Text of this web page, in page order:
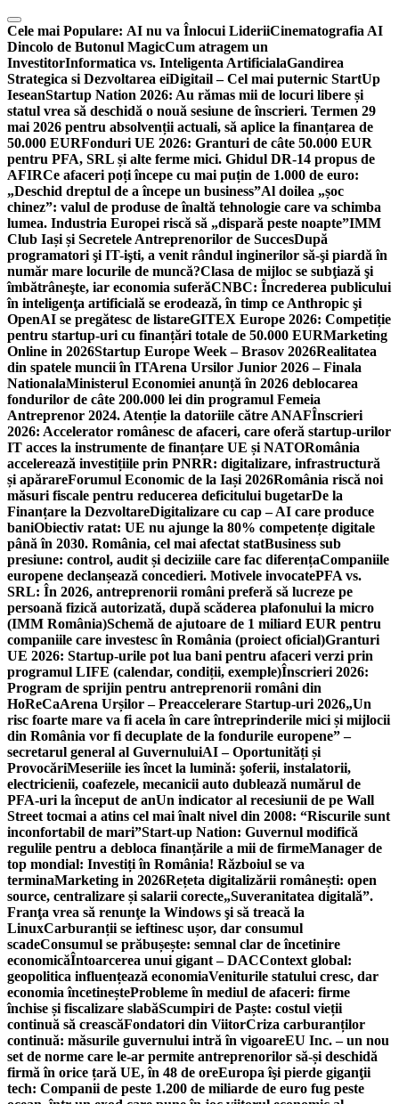
Skip
to
content
Cele mai Populare: AI nu va Înlocui LideriiCinematografia AI
Dincolo de Butonul MagicCum atragem un
InvestitorInformatica vs. Inteligenta ArtificialaGandirea
Strategica si Dezvoltarea eiDigitail – Cel mai puternic StartUp
IeseanStartup Nation 2026: Au rămas mii de locuri libere și
statul vrea să deschidă o nouă sesiune de înscrieri. Termen 29
mai 2026 pentru absolvenții actuali, să aplice la finanțarea de
50.000 EURFonduri UE 2026: Granturi de câte 50.000 EUR
pentru PFA, SRL și alte ferme mici. Ghidul DR-14 propus de
AFIRCe afaceri poți începe cu mai puțin de 1.000 de euro:
„Deschid dreptul de a începe un business”Al doilea „șoc
chinez”: valul de produse de înaltă tehnologie care va schimba
lumea. Industria Europei riscă să „dispară peste noapte”IMM
Club Iași și Secretele Antreprenorilor de SuccesDupă
programatori şi IT-işti, a venit rândul inginerilor să-şi piardă în
număr mare locurile de muncă?Clasa de mijloc se subţiază şi
îmbătrâneşte, iar economia suferăCNBC: Încrederea publicului
în inteligenţa artificială se erodează, în timp ce Anthropic şi
OpenAI se pregătesc de listareGITEX Europe 2026: Competiție
pentru startup-uri cu finanțări totale de 50.000 EURMarketing
Online in 2026Startup Europe Week – Brasov 2026Realitatea
din spatele muncii în ITArena Ursilor Junior 2026 – Finala
NationalaMinisterul Economiei anunță în 2026 deblocarea
fondurilor de câte 200.000 lei din programul Femeia
Antreprenor 2024. Atenție la datoriile către ANAFÎnscrieri
2026: Accelerator românesc de afaceri, care oferă startup-urilor
IT acces la instrumente de finanțare UE și NATORomânia
accelerează investițiile prin PNRR: digitalizare, infrastructură
și apărareForumul Economic de la Iași 2026România riscă noi
măsuri fiscale pentru reducerea deficitului bugetarDe la
Finanțare la DezvoltareDigitalizare cu cap – AI care produce
baniObiectiv ratat: UE nu ajunge la 80% competențe digitale
până în 2030. România, cel mai afectat statBusiness sub
presiune: control, audit și deciziile care fac diferențaCompaniile
europene declanșează concedieri. Motivele invocatePFA vs.
SRL: În 2026, antreprenorii români preferă să lucreze pe
persoană fizică autorizată, după scăderea plafonului la micro
(IMM România)Schemă de ajutoare de 1 miliard EUR pentru
companiile care investesc în România (proiect oficial)Granturi
UE 2026: Startup-urile pot lua bani pentru afaceri verzi prin
programul LIFE (calendar, condiții, exemple)Înscrieri 2026:
Program de sprijin pentru antreprenorii români din
HoReCaArena Urșilor – Preaccelerare Startup-uri 2026„Un
risc foarte mare va fi acela în care întreprinderile mici și mijlocii
din România vor fi decuplate de la fondurile europene” –
secretarul general al GuvernuluiAI – Oportunități și
ProvocăriMeseriile ies încet la lumină: şoferii, instalatorii,
electricienii, coafezele, mecanicii auto dublează numărul de
PFA-uri la început de anUn indicator al recesiunii de pe Wall
Street tocmai a atins cel mai înalt nivel din 2008: “Riscurile sunt
inconfortabil de mari”Start-up Nation: Guvernul modifică
regulile pentru a debloca finanțările a mii de firmeManager de
top mondial: Investiți în România! Războiul se va
terminaMarketing in 2026Rețeta digitalizării românești: open
source, centralizare și salarii corecte„Suveranitatea digitală”.
Franţa vrea să renunţe la Windows şi să treacă la
LinuxCarburanții se ieftinesc ușor, dar consumul
scadeConsumul se prăbușește: semnal clar de încetinire
economicăÎntoarcerea unui gigant – DACContext global:
geopolitica influențează economiaVeniturile statului cresc, dar
economia încetineșteProbleme în mediul de afaceri: firme
închise și fiscalizare slabăScumpiri de Paște: costul vieții
continuă să creascăFondatori din ViitorCriza carburanților
continuă: măsurile guvernului intră în vigoareEU Inc. – un nou
set de norme care le-ar permite antreprenorilor să-și deschidă
firmă în orice țară UE, în 48 de oreEuropa îşi pierde giganţii
tech: Companii de peste 1.200 de miliarde de euro fug peste